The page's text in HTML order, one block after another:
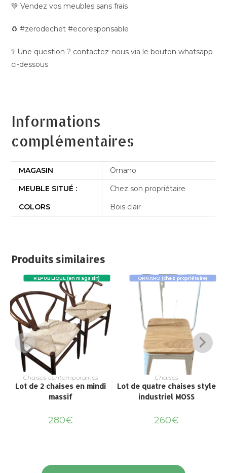
💚 Vendez vos meubles sans frais
♻️ #zerodechet #ecoresponsable
❔ Une question ? contactez-nous via le bouton whatsapp
ci-dessous
Informations
complémentaires
MAGASIN
Ornano
MEUBLE SITUÉ :
Chez son propriétaire
COLORS
Bois clair
Produits similaires
REPUBLIQUE (en magasin)
Chaises contemporaines
Lot de 2 chaises en mindi
massif
280€
ORNANO (chez propriétaire)
Chaises
Lot de quatre chaises style
industriel MOSS
260€